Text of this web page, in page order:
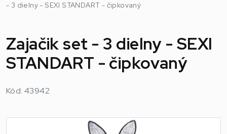
- 3 dielny - SEXI STANDART - čipkovaný
Zajačik set - 3 dielny - SEXI
STANDART - čipkovaný
Kód: 43942